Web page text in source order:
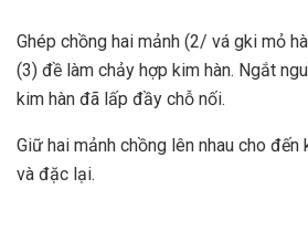
Ghép chồng hai mảnh (2/ vá gki mỏ
(3) đề làm chảy hợp kim hàn. Ngắt
kim hàn đã lấp đầy chỗ nối.
Giữ hai mảnh chồng lên nhau cho đến
và đặc lại.